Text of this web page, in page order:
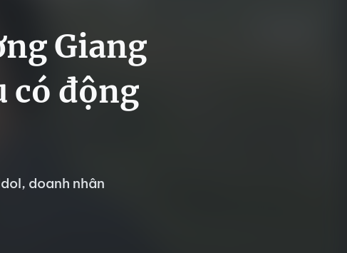
Giang
có động
doanh nhân